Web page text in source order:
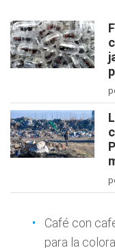
Café con
para la